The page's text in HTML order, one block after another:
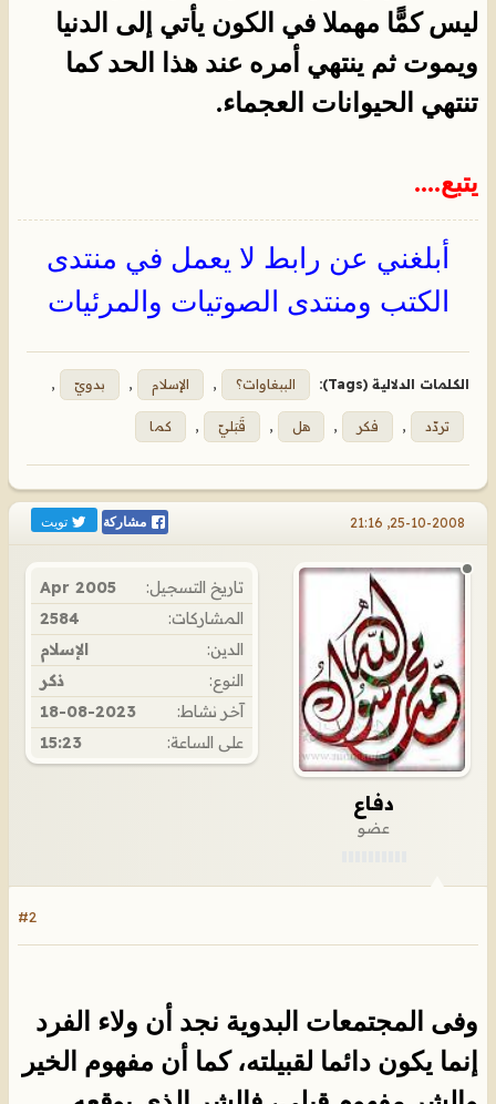
ليس كمًّا مهملا في الكون يأتي إلى الدنيا
ويموت ثم ينتهي أمره عند هذا الحد كما
تنتهي الحيوانات العجماء.
يتبع....
أبلغني عن رابط لا يعمل في منتدى
الكتب ومنتدى الصوتيات والمرئيات
الكلمات الدلالية (Tags): الببغاوات؟ , الإسلام , بدويّ ,
تردّد , فكر , هل , قَبَليّ , كما
25-10-2008, 21:16 مشاركة تويت
دفاع
عضو
تاريخ التسجيل:
Apr 2005
المشاركات:
2584
الدين:
الإسلام
النوع:
ذكر
آخر نشاط:
18-08-2023
على الساعة:
15:23
#2
وفى المجتمعات البدوية نجد أن ولاء الفرد
إنما يكون دائما لقبيلته، كما أن مفهوم الخير